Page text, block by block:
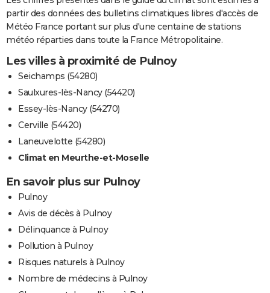
partir des données des bulletins climatiques libres d'accès de
Météo France portant sur plus d'une centaine de stations
météo réparties dans toute la France Métropolitaine.
Les villes à proximité de Pulnoy
Seichamps (54280)
Saulxures-lès-Nancy (54420)
Essey-lès-Nancy (54270)
Cerville (54420)
Laneuvelotte (54280)
Climat en Meurthe-et-Moselle
En savoir plus sur Pulnoy
Pulnoy
Avis de décès à Pulnoy
Délinquance à Pulnoy
Pollution à Pulnoy
Risques naturels à Pulnoy
Nombre de médecins à Pulnoy